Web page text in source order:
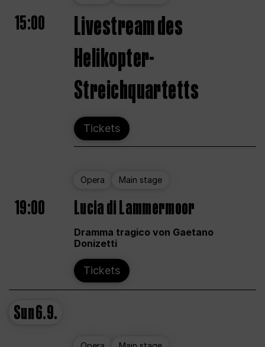
15:00
Livestream des
Helikopter-
Streichquartetts
Tickets
Opera Main stage
19:00 Lucia di Lammermoor
Dramma tragico von Gaetano
Donizetti
Tickets
Sun6.9.